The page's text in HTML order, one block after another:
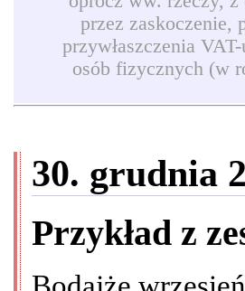
przez zaskoczenie,
przywłaszczenia
osób fizycznych (w
30. grudnia
Przykład z